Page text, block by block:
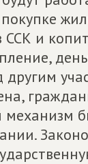
ССК и
механизм